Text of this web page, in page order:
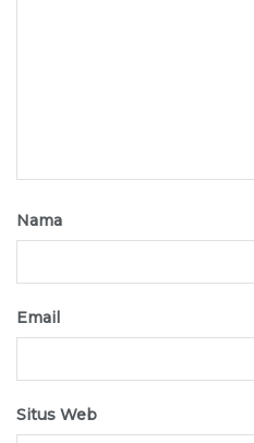
Nama
Email
Situs Web